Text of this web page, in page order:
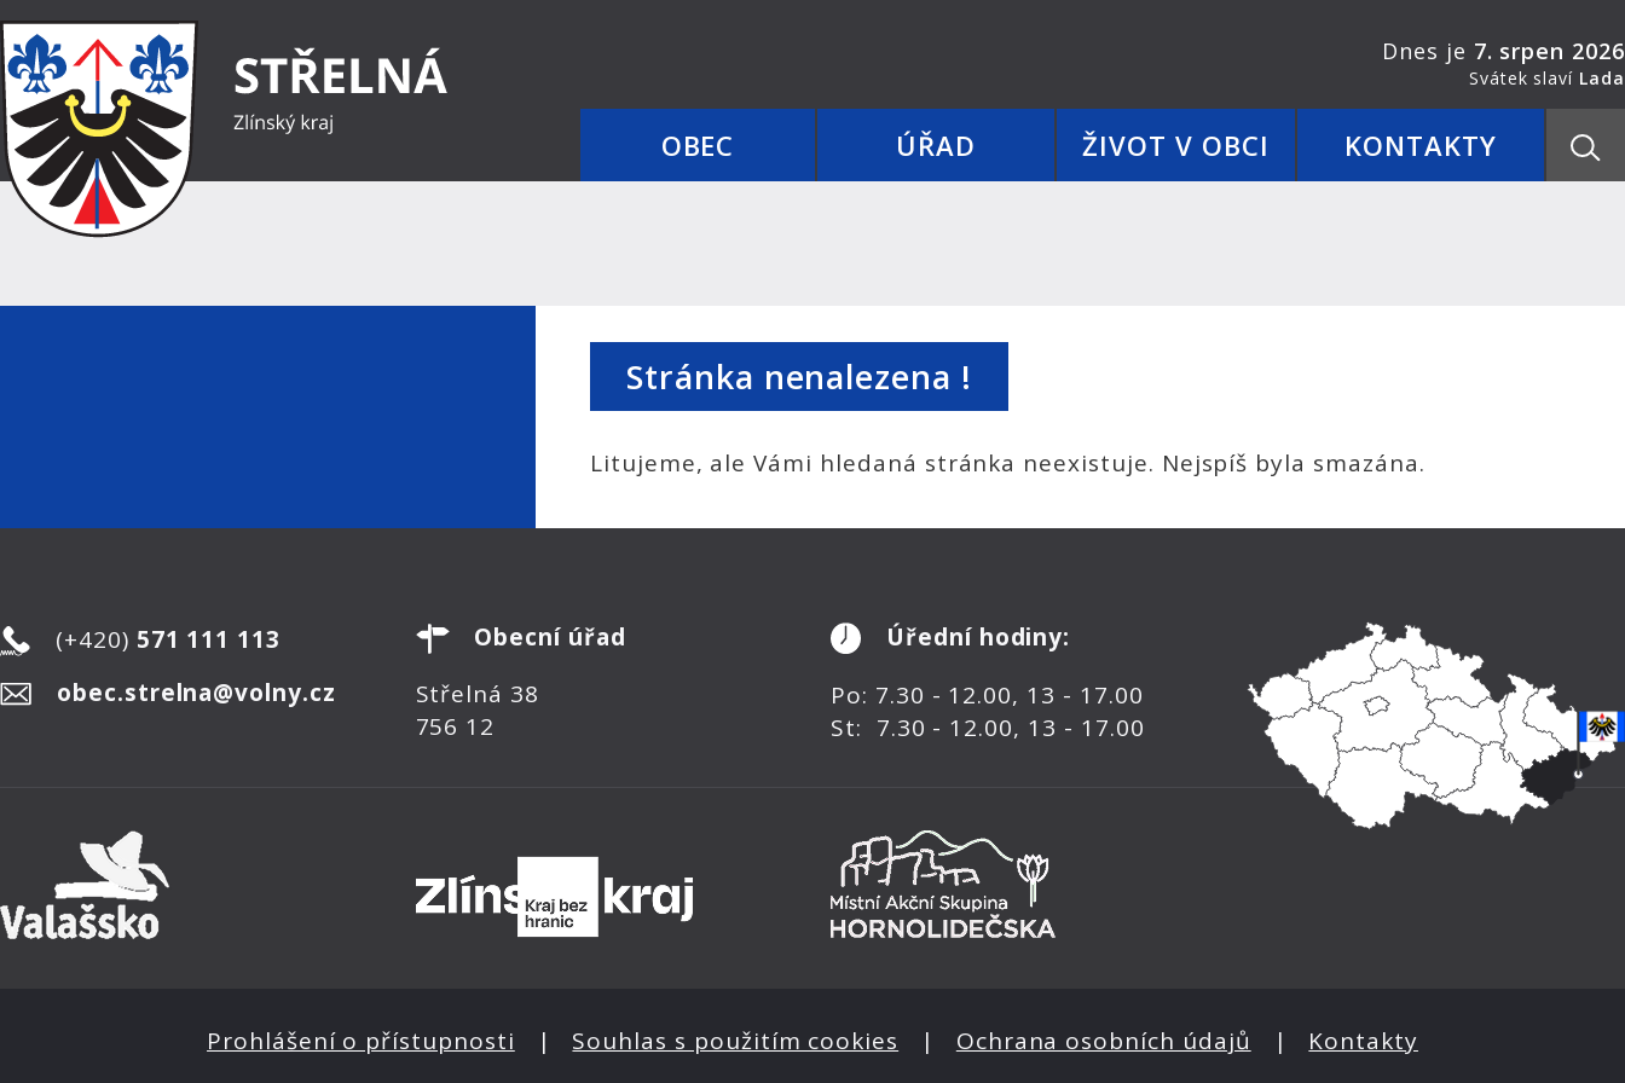
OBEC ÚŘAD ŽIVOT V OBCI KONTAKTY
Dnes je 7. srpen 2026
Svátek slaví Lada
Stránka nenalezena !
Litujeme, ale Vámi hledaná stránka neexistuje. Nejspíš byla smazána.
(+420) 571 111 113
obec.strelna@volny.cz
Obecní úřad
Střelná 38
756 12
Úřední hodiny:
Po: 7.30 - 12.00, 13 - 17.00
St: 7.30 - 12.00, 13 - 17.00
Prohlášení o přístupnosti | Souhlas s použitím cookies | Ochrana osobních údajů | Kontakty